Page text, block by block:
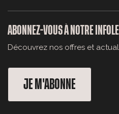
ABONNEZ-VOUS À NOTRE
Découvrez nos offres et
JE M'ABONNE